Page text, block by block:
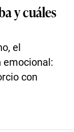
y cuáles
el
emocional:
con